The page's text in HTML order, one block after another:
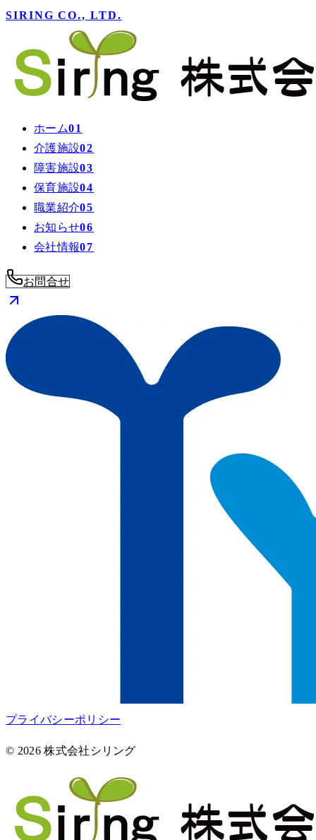
SIRING CO., LTD.
ホーム01
介護施設02
障害施設03
保育施設04
職業紹介05
お知らせ06
会社情報07
お問合せ
プライバシーポリシー
© 2026 株式会社シリング